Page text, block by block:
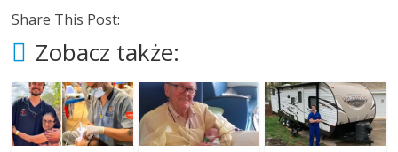
Share This Post:
Zobacz także: